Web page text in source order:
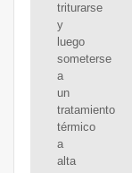
triturarse
y
luego
someterse
a
un
tratamiento
térmico
a
alta